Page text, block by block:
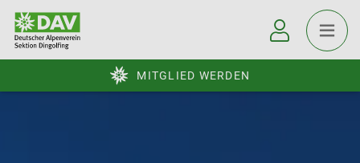
MITGLIED WERDEN